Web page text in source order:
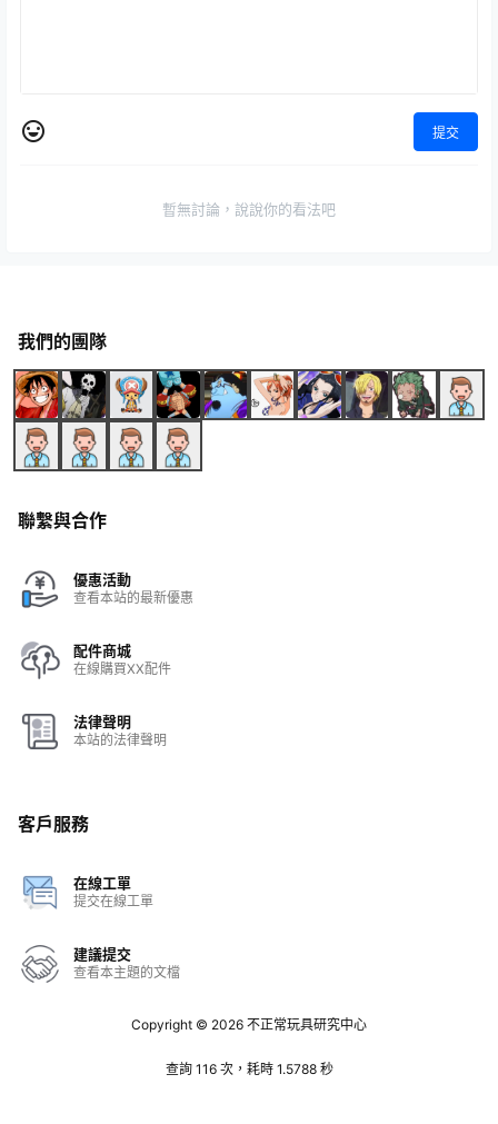
提交
暫無討論，說說你的看法吧
我們的團隊
聯繫與合作
優惠活動
查看本站的最新優惠
配件商城
在線購買XX配件
法律聲明
本站的法律聲明
客戶服務
在線工單
提交在線工單
建議提交
查看本主題的文檔
Copyright © 2026 不正常玩具研究中心
查詢 116 次，耗時 1.5788 秒